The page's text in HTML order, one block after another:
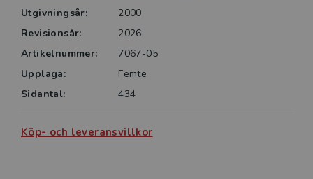
Utgivningsår:
2000
Revisionsår:
2026
Artikelnummer:
7067-05
Upplaga:
Femte
Sidantal:
434
Köp- och leveransvillkor